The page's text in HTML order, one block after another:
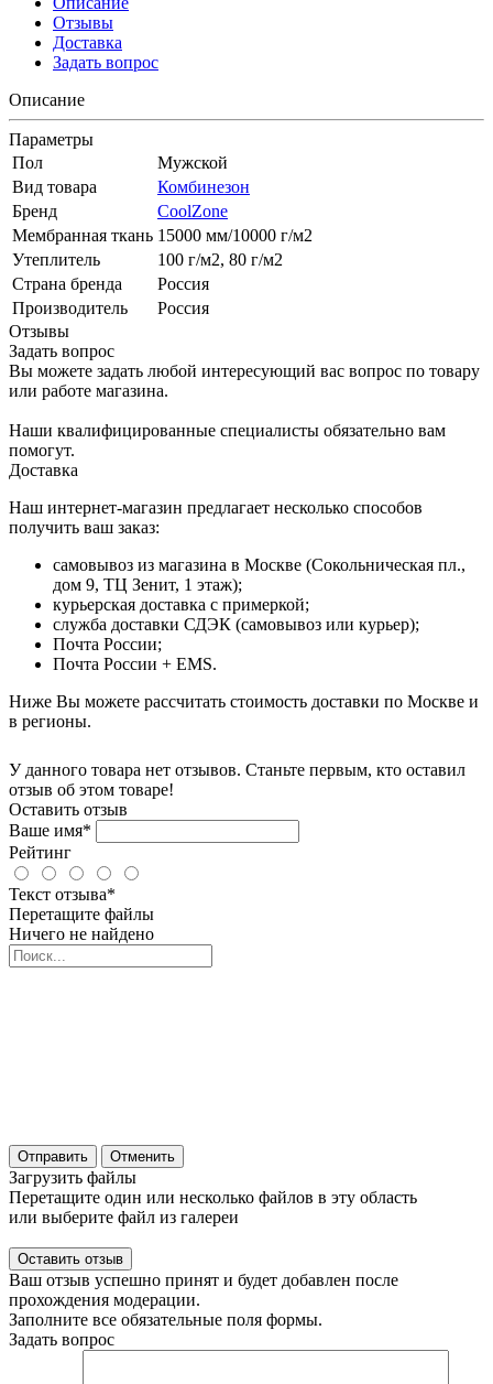
Отзывы
Доставка
Задать вопрос
Описание
Параметры
Пол
Мужской
Вид товара
Комбинезон
Бренд
CoolZone
Мембранная ткань 15000 мм/10000 г/м2
Утеплитель
100 г/м2, 80 г/м2
Страна бренда
Россия
Производитель
Россия
Отзывы
Задать вопрос
Вы можете задать любой интересующий вас вопрос по товару
или работе магазина.
Наши квалифицированные специалисты обязательно вам
помогут.
Доставка
Наш интернет-магазин предлагает несколько способов
получить ваш заказ:
самовывоз из магазина в Москве (Сокольническая пл.,
дом 9, ТЦ Зенит, 1 этаж);
курьерская доставка с примеркой;
служба доставки СДЭК (самовывоз или курьер);
Почта России;
Почта России + EMS.
Ниже Вы можете рассчитать стоимость доставки по Москве и
в регионы.
У данного товара нет отзывов. Станьте первым, кто оставил
отзыв об этом товаре!
Оставить отзыв
Ваше имя*
Рейтинг
Текст отзыва*
Перетащите файлы
Ничего не найдено
Отправить Отменить
Загрузить файлы
Перетащите один или несколько файлов в эту область
или выберите файл из галереи
Ваш отзыв успешно принят и будет добавлен после
прохождения модерации.
Заполните все обязательные поля формы.
Задать вопрос